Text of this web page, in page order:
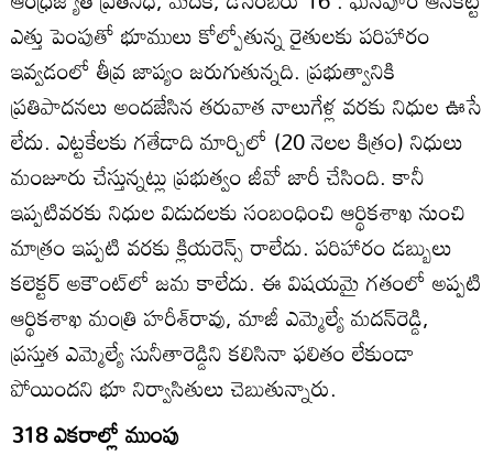
ఎత్తు పెంపుతో భూములు కోల్పోతున్న రైతులకు పరిహారం
ఇవ్వడంలో తీవ్ర జాప్యం జరుగుతున్నది. ప్రభుత్వానికి
ప్రతిపాదనలు అందజేసిన తరువాత నాలుగేళ్ల వరకు నిధుల ఊసే
లేదు. ఎట్టకేలకు గతేడాది మార్చిలో (20 నెలల కిత్రం) నిధులు
మంజూరు చేస్తున్నట్లు ప్రభుత్వం జీవో జారీ చేసింది. కానీ
ఇప్పటివరకు నిధుల విడుదలకు సంబంధించి ఆర్థికశాఖ నుంచి
మాత్రం ఇప్పటి వరకు క్లియరెన్స్‌ రాలేదు. పరిహారం డబ్బులు
కలెక్టర్‌ అకౌంట్‌లో జమ కాలేదు. ఈ విషయమై గతంలో అప్పటి
ఆర్థికశాఖ మంత్రి హరీశ్‌రావు, మాజీ ఎమ్మెల్యే మదన్‌రెడ్డి,
ప్రస్తుత ఎమ్మెల్యే సునీతారెడ్డిని కలిసినా ఫలితం లేకుండా
పోయిందని భూ నిర్వాసితులు చెబుతున్నారు.
318 ఎకరాల్లో ముంపు